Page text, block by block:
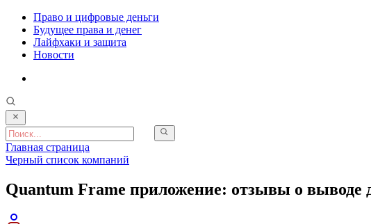
Право и цифровые деньги
Будущее права и денег
Лайфхаки и защита
Новости
Главная страница
Черный список компаний
Quantum Frame приложение: отзывы о выводе